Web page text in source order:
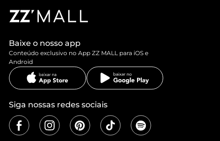
Baixe o nosso app
Conteúdo exclusivo no App ZZ MALL para iOS e
Android
Siga nossas redes sociais